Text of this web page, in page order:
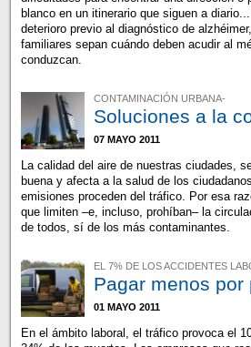
blanco en un itinerario que siguen a
deterioro previo al diagnóstico de
familiares sepan cuándo deben acudir al
conduzcan.
CONTAMINACIÓN URBANA-
Soluciones a la
07 MAYO 2011
La calidad del aire de nuestras ciudades,
buena y afecta a la salud de los
emisiones proceden del tráfico. Por esa
que limiten –e, incluso, prohíban– la
de todos, sí de los más contaminantes.
EL 7% DE LOS ACCIDENTES
Pagar menos por
01 MAYO 2011
En el ámbito laboral, el tráfico provoca el